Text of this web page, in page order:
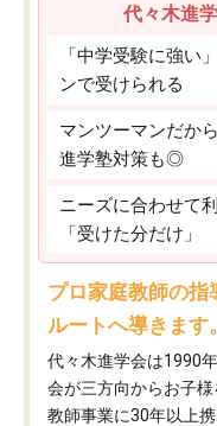
代々木進
「中学受験に強い
ンで受けられる
マンツーマンだか
進学塾対策も◎
ニーズに合わせて
「受けた分だけ」
プロ家庭教師の
ルートへ導きます。
代々木進学会は1990
会が三方向からお子
教師事業に30年以上